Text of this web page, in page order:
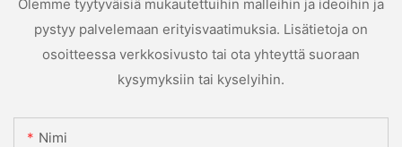
Olemme tyytyväisiä mukautettuihin malleihin ja ideoihin ja
pystyy palvelemaan erityisvaatimuksia. Lisätietoja on
osoitteessa verkkosivusto tai ota yhteyttä suoraan
kysymyksiin tai kyselyihin.
Nimi